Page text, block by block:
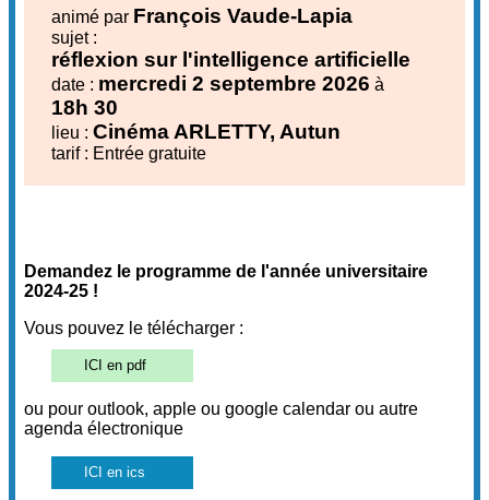
animé par François Vaude-Lapia
sujet :
réflexion sur l'intelligence artificielle
date : mercredi 2 septembre 2026 à
18h 30
lieu : Cinéma ARLETTY, Autun
tarif : Entrée gratuite
Demandez le programme de l'année universitaire
2024-25 !
Vous pouvez le télécharger :
ICI en pdf
ou pour outlook, apple ou google calendar ou autre
agenda électronique
ICI en ics